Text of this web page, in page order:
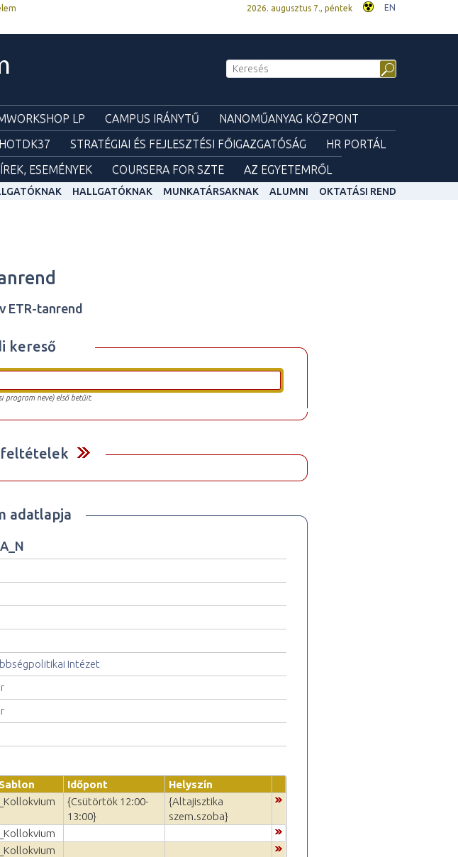
2026. augusztus 7., péntek EN
LP CAMPUS IRÁNYTŰ
NANOMŰANYAG KÖZPONT
HOTDK37 STRATÉGIAI ÉS FEJLESZTÉSI FŐIGAZGATÓSÁG
HR PORTÁL
ESEMÉNYEK COURSERA FOR SZTE AZ EGYETEMRŐL
HALLGATÓKNAK MUNKATÁRSAKNAK ALUMNI OKTATÁSI REND
ETR-tanrend
kereső
program neve) első betűit.
feltételek
adatlapja
Intézet
Sablon Időpont
Helyszín
_Kollokvium
{Csütörtök 12:00-
13:00}
{Altajisztika
szem.szoba}
_Kollokvium
_Kollokvium